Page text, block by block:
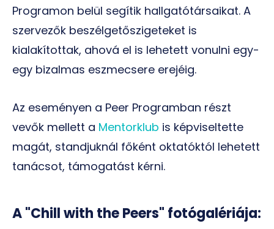
Programon belül segítik hallgatótársaikat. A
szervezők beszélgetőszigeteket is
kialakítottak, ahová el is lehetett vonulni egy-
egy bizalmas eszmecsere erejéig.
Az eseményen a Peer Programban részt
vevők mellett a Mentorklub is képviseltette
magát, standjuknál főként oktatóktól lehetett
tanácsot, támogatást kérni.
A "Chill with the Peers" fotógalériája: